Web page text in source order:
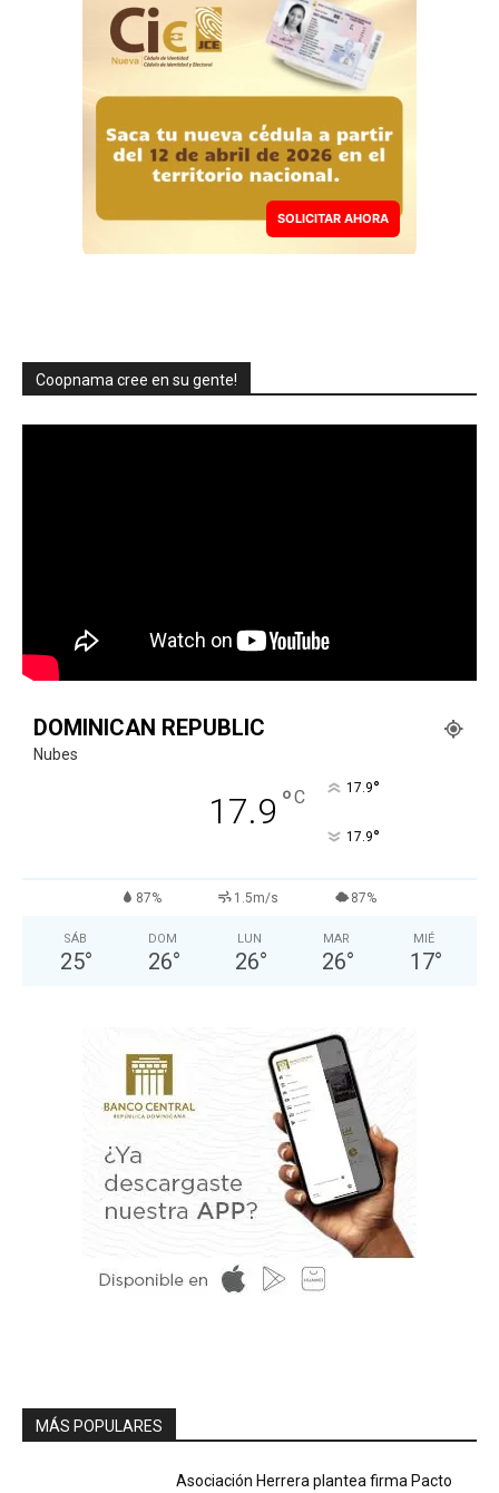
SOLICITAR AHORA
Coopnama cree en su gente!
DOMINICAN REPUBLIC
Nubes
17.9 °C 17.9°
17.9°
87% 1.5m/s 87%
SÁB
25°
DOM
26°
LUN
26°
MAR
26°
MIÉ
17°
MÁS POPULARES
Asociación Herrera plantea firma Pacto